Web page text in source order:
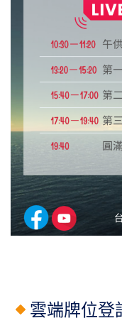
雲端牌位登